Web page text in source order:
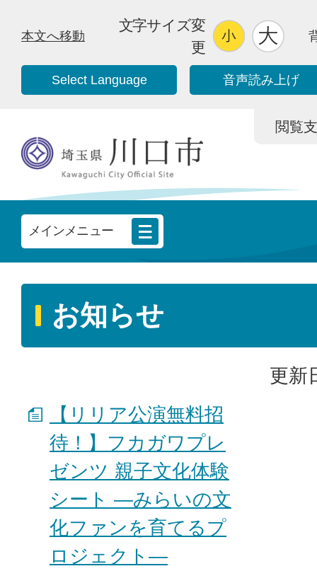
本文へ移動
文字サイズ変
更
Select Language 音声読み上げ
閲覧
メインメニュー
お知らせ
更新
【リリア公演無料招
待！】フカガワプレ
ゼンツ 親子文化体験
シート ―みらいの文
化ファンを育てるプ
ロジェクト―